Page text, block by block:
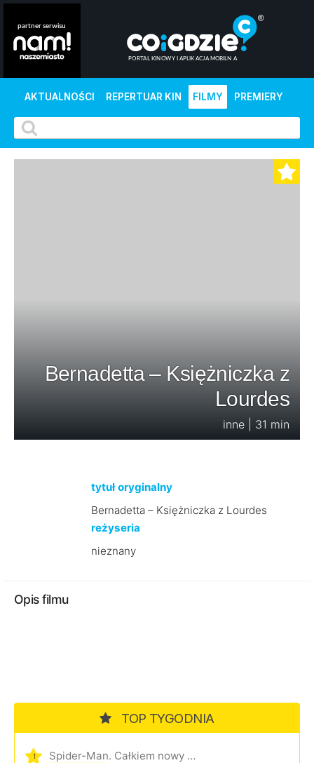
AKTUALNOŚCI REPERTUAR KIN FILMY PREMIERY
Bernadetta – Księżniczka z
Lourdes
inne | 31 min
tytuł oryginalny
Bernadetta – Księżniczka z Lourdes
reżyseria
nieznany
Opis filmu
TOP TYGODNIA
1 Spider-Man. Całkiem nowy dzień